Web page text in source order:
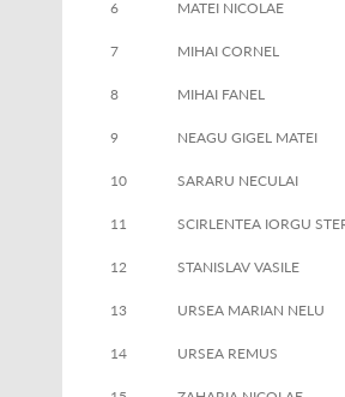
6 MATEI NICOLAE
7 MIHAI CORNEL
8 MIHAI FANEL
9 NEAGU GIGEL MATEI
10 SARARU NECULAI
11 SCIRLENTEA IORGU
12 STANISLAV VASILE
13 URSEA MARIAN NELU
14 URSEA REMUS